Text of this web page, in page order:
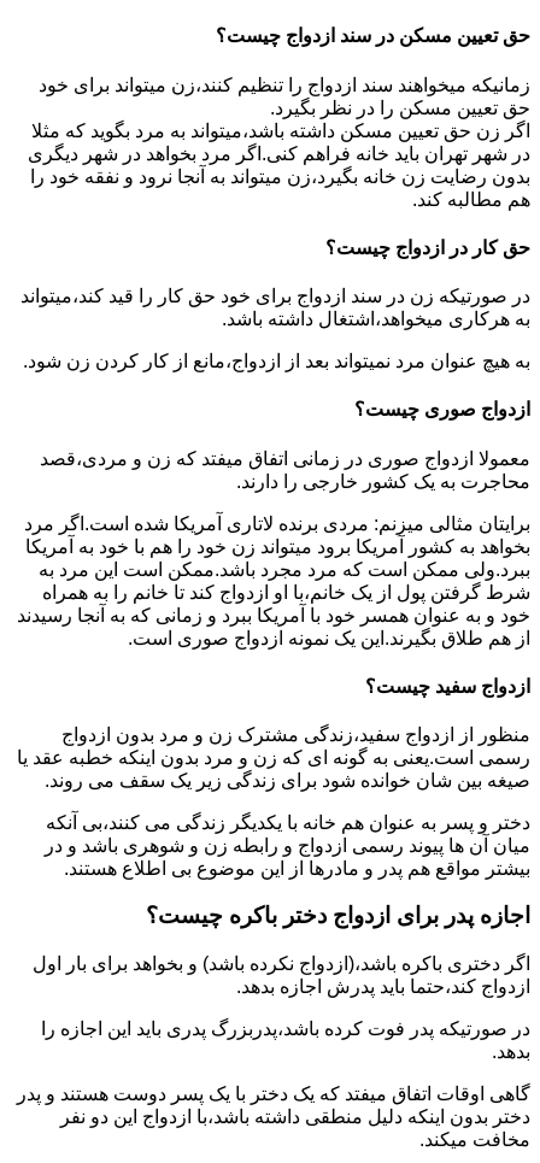
حق تعیین مسکن در سند ازدواج چیست؟
زمانیکه میخواهند سند ازدواج را تنظیم کنند،زن میتواند برای خود
حق تعیین مسکن را در نظر بگیرد.
اگر زن حق تعیین مسکن داشته باشد،میتواند به مرد بگوید که مثلا
در شهر تهران باید خانه فراهم کنی.اگر مرد بخواهد در شهر دیگری
بدون رضایت زن خانه بگیرد،زن میتواند به آنجا نرود و نفقه خود را
هم مطالبه کند.
حق کار در ازدواج چیست؟
در صورتیکه زن در سند ازدواج برای خود حق کار را قید کند،میتواند
به هرکاری میخواهد،اشتغال داشته باشد.
به هیچ عنوان مرد نمیتواند بعد از ازدواج،مانع از کار کردن زن شود.
ازدواج صوری چیست؟
معمولا ازدواج صوری در زمانی اتفاق میفتد که زن و مردی،قصد
محاجرت به یک کشور خارجی را دارند.
برایتان مثالی میزنم: مردی برنده لاتاری آمریکا شده است.اگر مرد
بخواهد به کشور آمریکا برود میتواند زن خود را هم با خود به آمریکا
ببرد.ولی ممکن است که مرد مجرد باشد.ممکن است این مرد به
شرط گرفتن پول از یک خانم،با او ازدواج کند تا خانم را به همراه
خود و به عنوان همسر خود با آمریکا ببرد و زمانی که به آنجا رسیدند
از هم طلاق بگیرند.این یک نمونه ازدواج صوری است.
ازدواج سفید چیست؟
منظور از ازدواج سفید،زندگی مشترک زن و مرد بدون ازدواج
رسمی است.یعنی به گونه ای که زن و مرد بدون اینکه خطبه عقد یا
صیغه بین شان خوانده شود برای زندگی زیر یک سقف می روند.
دختر و پسر به عنوان هم خانه با یکدیگر زندگی می کنند،بی آنکه
میان آن ها پیوند رسمی ازدواج و رابطه زن و شوهری باشد و در
بیشتر مواقع هم پدر و مادرها از این موضوع بی اطلاع هستند.
اجازه پدر برای ازدواج دختر باکره چیست؟
اگر دختری باکره باشد،(ازدواج نکرده باشد) و بخواهد برای بار اول
ازدواج کند،حتما باید پدرش اجازه بدهد.
در صورتیکه پدر فوت کرده باشد،پدربزرگ پدری باید این اجازه را
بدهد.
گاهی اوقات اتفاق میفتد که یک دختر با یک پسر دوست هستند و پدر
دختر بدون اینکه دلیل منطقی داشته باشد،با ازدواج این دو نفر
مخافت میکند.